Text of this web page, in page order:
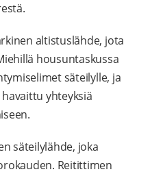
altistuslähde, jota
housuntaskussa
säteilylle, ja
yhteyksiä
säteilylähde, joka
Reitittimen